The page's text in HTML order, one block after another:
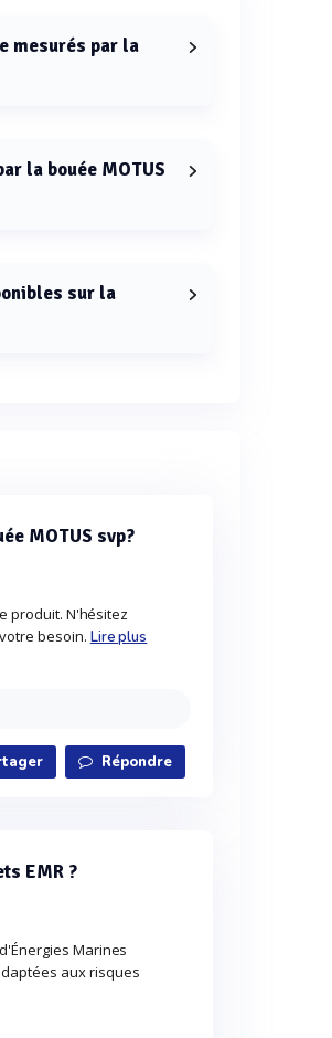
mesurés par la
la bouée MOTUS
sur la
MOTUS svp?
produit. N'hésitez
besoin. Lire plus
Répondre
EMR ?
Marines
aux risques